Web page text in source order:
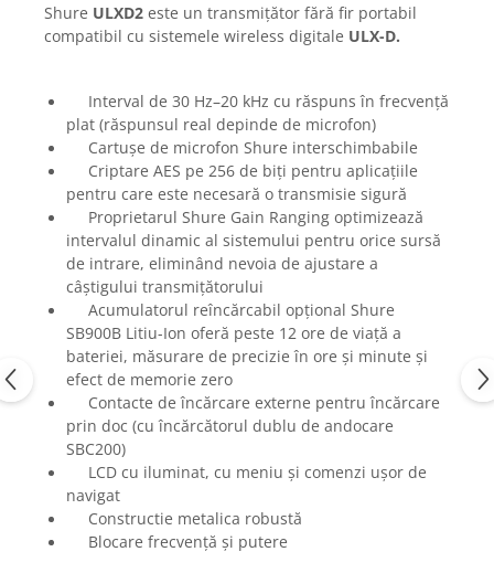
Headset-uri si lavaliere
Microfoane cu fir pentru live
Microfoane pentru instrumente
Microfoane USB - Podcast, Gaming
Seturi de microfoane
Sisteme wireless
Mixere
Accesorii mixere
Mixere analogice
Mixere digitale
Mixere pentru DJ
Monitorizare In-Ear
Stative pentru Boxe
Stative pentru Microfoane
Shure ULXD2 este un transmițător fără fir portabil
compatibil cu sistemele wireless digitale ULX-D.
Interval de 30 Hz–20 kHz cu răspuns în frecvență
plat (răspunsul real depinde de microfon)
Cartușe de microfon Shure interschimbabile
Criptare AES pe 256 de biți pentru aplicațiile
pentru care este necesară o transmisie sigură
Proprietarul Shure Gain Ranging optimizează
intervalul dinamic al sistemului pentru orice sursă
de intrare, eliminând nevoia de ajustare a
câștigului transmițătorului
Acumulatorul reîncărcabil opțional Shure
SB900B Litiu-Ion oferă peste 12 ore de viață a
bateriei, măsurare de precizie în ore și minute și
efect de memorie zero
Contacte de încărcare externe pentru încărcare
prin doc (cu încărcătorul dublu de andocare
SBC200)
LCD cu iluminat, cu meniu și comenzi ușor de
navigat
Constructie metalica robustă
Blocare frecvență și putere